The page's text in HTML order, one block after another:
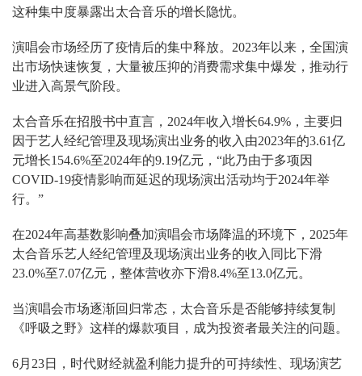
这种集中度暴露出太合音乐的增长隐忧。
演唱会市场经历了疫情后的集中释放。2023年以来，全国演
出市场快速恢复，大量被压抑的消费需求集中爆发，推动行
业进入高景气阶段。
太合音乐在招股书中直言，2024年收入增长64.9%，主要归
因于艺人经纪管理及现场演出业务的收入由2023年的3.61亿
元增长154.6%至2024年的9.19亿元，“此乃由于多项因
COVID-19疫情影响而延迟的现场演出活动均于2024年举
行。”
在2024年高基数影响叠加演唱会市场降温的环境下，2025年
太合音乐艺人经纪管理及现场演出业务的收入同比下滑
23.0%至7.07亿元，整体营收亦下滑8.4%至13.0亿元。
当演唱会市场逐渐回归常态，太合音乐是否能够持续复制
《呼吸之野》这样的爆款项目，成为投资者最关注的问题。
6月23日，时代财经就盈利能力提升的可持续性、现场演艺